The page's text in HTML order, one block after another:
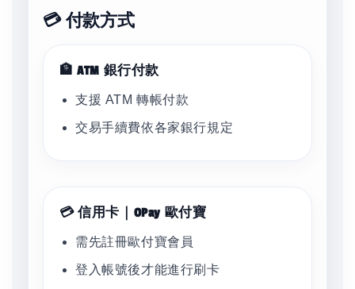
💳 付款方式
🏦 ATM 銀行付款
支援 ATM 轉帳付款
交易手續費依各家銀行規定
💳 信用卡｜OPay 歐付寶
需先註冊歐付寶會員
登入帳號後才能進行刷卡